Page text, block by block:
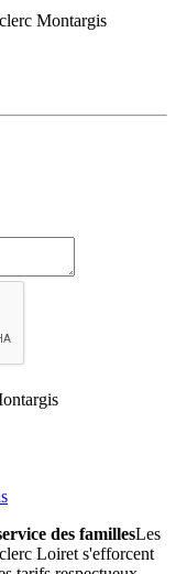
Montargis
des famillesLes
Loiret s'efforcent